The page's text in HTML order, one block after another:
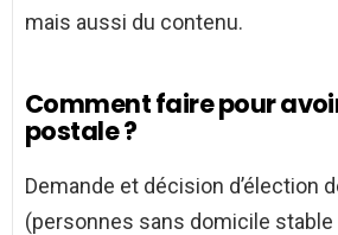
mais aussi du contenu.
Comment faire pour
postale ?
Demande et décision d’élection
(personnes sans domicile stable